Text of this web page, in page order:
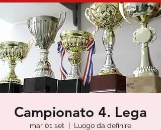
Campionato 4. Lega
mar 01 set
  |
Luogo da definire